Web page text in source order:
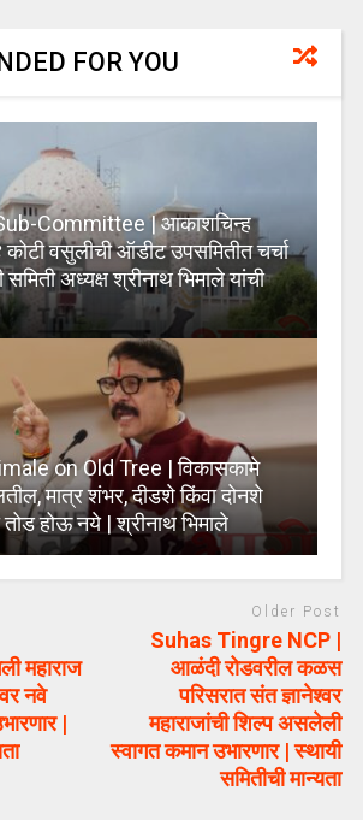
FOR YOU
Committee | आकाशचिन्ह
कोटी वसुलीची ऑडीट उपसमितीत चर्चा
अध्यक्ष श्रीनाथ भिमाले यांची
on Old Tree | विकासकामे
मात्र शंभर, दीडशे किंवा दोनशे
तोड होऊ नये | श्रीनाथ भिमाले
महाराज
नवे
|
Older Post
Suhas Tingre NCP |
आळंदी रोडवरील कळस
परिसरात संत ज्ञानेश्वर
महाराजांची शिल्प असलेली
स्वागत कमान उभारणार | स्थायी
समितीची मान्यता